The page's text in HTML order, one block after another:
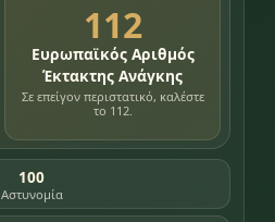
112
Ευρωπαϊκός Αριθμός
Έκτακτης Ανάγκης
Σε επείγον περιστατικό, καλέστε
το 112.
100
Αστυνομία